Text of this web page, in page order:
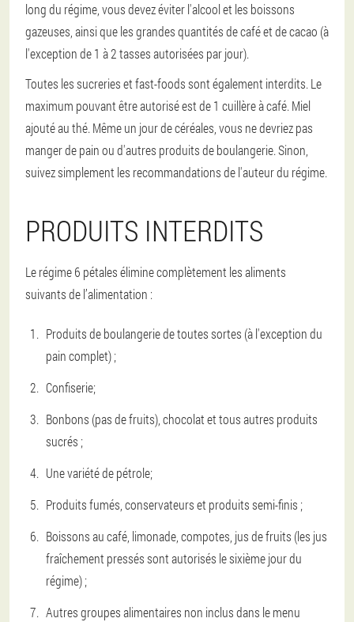
long du régime, vous devez éviter l'alcool et les boissons
gazeuses, ainsi que les grandes quantités de café et de cacao (à
l'exception de 1 à 2 tasses autorisées par jour).
Toutes les sucreries et fast-foods sont également interdits. Le
maximum pouvant être autorisé est de 1 cuillère à café. Miel
ajouté au thé. Même un jour de céréales, vous ne devriez pas
manger de pain ou d'autres produits de boulangerie. Sinon,
suivez simplement les recommandations de l'auteur du régime.
PRODUITS INTERDITS
Le régime 6 pétales élimine complètement les aliments
suivants de l’alimentation :
Produits de boulangerie de toutes sortes (à l'exception du
pain complet) ;
Confiserie;
Bonbons (pas de fruits), chocolat et tous autres produits
sucrés ;
Une variété de pétrole;
Produits fumés, conservateurs et produits semi-finis ;
Boissons au café, limonade, compotes, jus de fruits (les jus
fraîchement pressés sont autorisés le sixième jour du
régime) ;
Autres groupes alimentaires non inclus dans le menu